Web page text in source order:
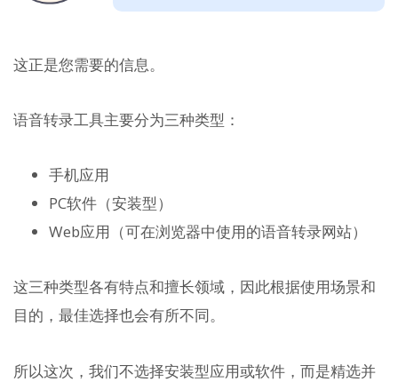
这正是您需要的信息。
语音转录工具主要分为三种类型：
手机应用
PC软件（安装型）
Web应用（可在浏览器中使用的语音转录网站）
这三种类型各有特点和擅长领域，因此根据使用场景和
目的，最佳选择也会有所不同。
所以这次，我们不选择安装型应用或软件，而是精选并